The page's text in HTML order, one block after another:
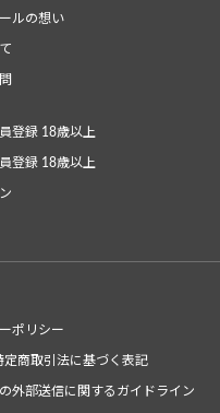
ルの想い
登録 18歳以上
登録 18歳以上
ポリシー
商取引法に基づく表記
外部送信に関するガイドライン